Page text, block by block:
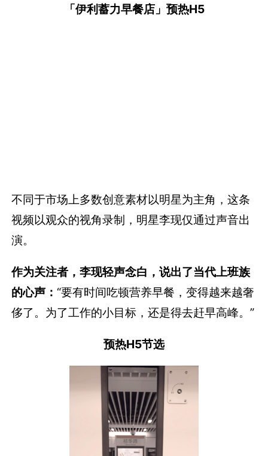
「伊利蓄力早餐店」预热H5
不同于市场上多数创意素材以明星为主角，这条
视频以观众的视角录制，明星李现仅通过声音出
演。
作为关注者，李现轻声念白，说出了当代上班族
的心声： “要有时间吃顿营养早餐，变得越来越奢
侈了。为了工作的小目标，还是得去赶早高峰。”
预热H5节选